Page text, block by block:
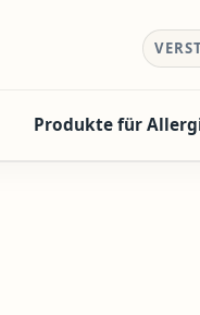
Produkte für